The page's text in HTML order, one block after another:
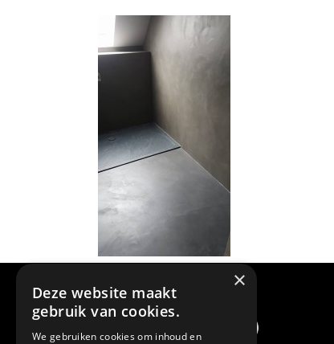
×
Deze website maakt
gebruik van cookies.
We gebruiken cookies om inhoud en